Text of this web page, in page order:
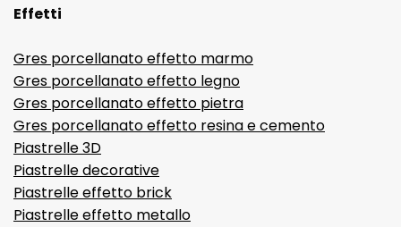
Effetti
Gres porcellanato effetto marmo
Gres porcellanato effetto legno
Gres porcellanato effetto pietra
Gres porcellanato effetto resina e cemento
Piastrelle 3D
Piastrelle decorative
Piastrelle effetto brick
Piastrelle effetto metallo